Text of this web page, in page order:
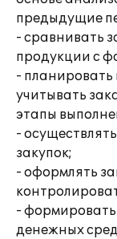
предыдущие
- сравнивать
продукции с
-
учитывать
этапы
-
закупок;
- оформлять
-
денежных